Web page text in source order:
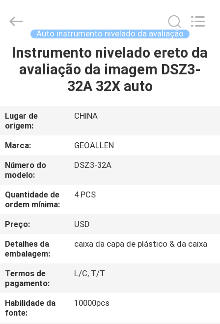
CASA
PRODUTOS
SOBRE
NÓS
EXCURSÃO
DA
FÁBRICA
CONTROLE
DA
QUALIDADE
CONTACTE-
NOS
GEO-
ALLEN
Reserved.
Auto instrumento nivelado da avaliação
Instrumento nivelado ereto da
avaliação da imagem DSZ3-
32A 32X auto
Lugar de
origem:
CHINA
Marca:
GEOALLEN
Número do
modelo:
DSZ3-32A
Quantidade de
ordem mínima:
4 PCS
Preço:
USD
Detalhes da
embalagem:
caixa da capa de plástico & da caixa
Termos de
pagamento:
L/C, T/T
Habilidade da
fonte:
10000pcs